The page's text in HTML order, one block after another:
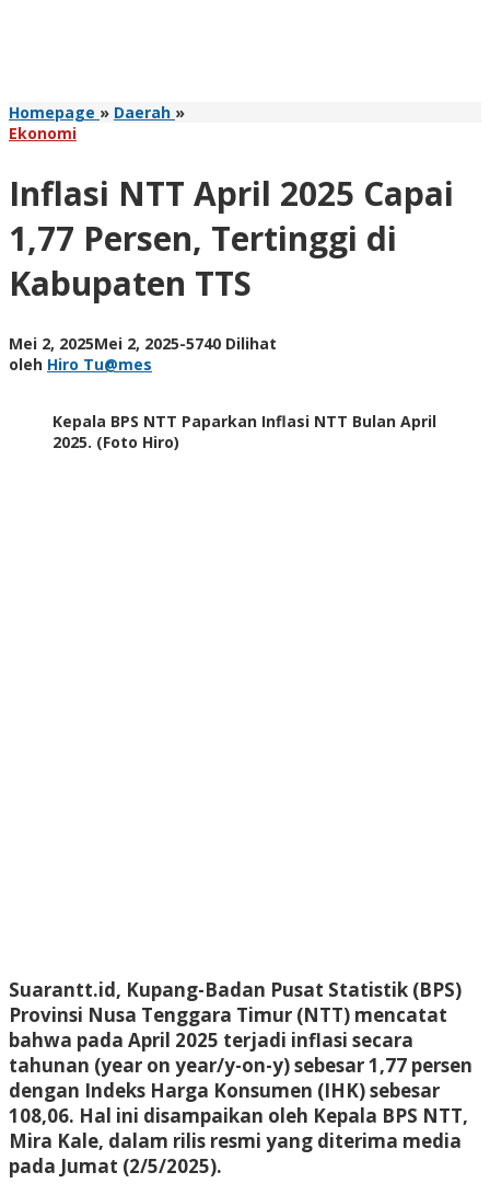
Homepage » Daerah »Inflasi
Capai
Persen,
Tertinggi
di
Kabupaten
Ekonomi
Inflasi NTT April 2025 Capai
1,77 Persen, Tertinggi di
Kabupaten TTS
Mei 2, 2025Mei 2, 2025oleh
-5740 Dilihat
oleh Hiro Tu@mes
Kepala BPS NTT Paparkan Inflasi NTT Bulan April
2025. (Foto Hiro)
Suarantt.id, Kupang-Badan Pusat Statistik (BPS)
Provinsi Nusa Tenggara Timur (NTT) mencatat
bahwa pada April 2025 terjadi inflasi secara
tahunan (year on year/y-on-y) sebesar 1,77 persen
dengan Indeks Harga Konsumen (IHK) sebesar
108,06. Hal ini disampaikan oleh Kepala BPS NTT,
Mira Kale, dalam rilis resmi yang diterima media
pada Jumat (2/5/2025).